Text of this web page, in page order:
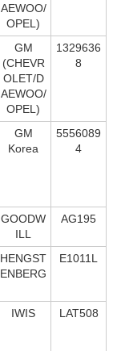
AEWOO/
OPEL)
GM
(CHEVR
OLET/D
AEWOO/
OPEL)
1329636
8
GM
Korea
5556089
4
GOODW
ILL
AG195
HENGST
ENBERG
E1011L
IWIS LAT508